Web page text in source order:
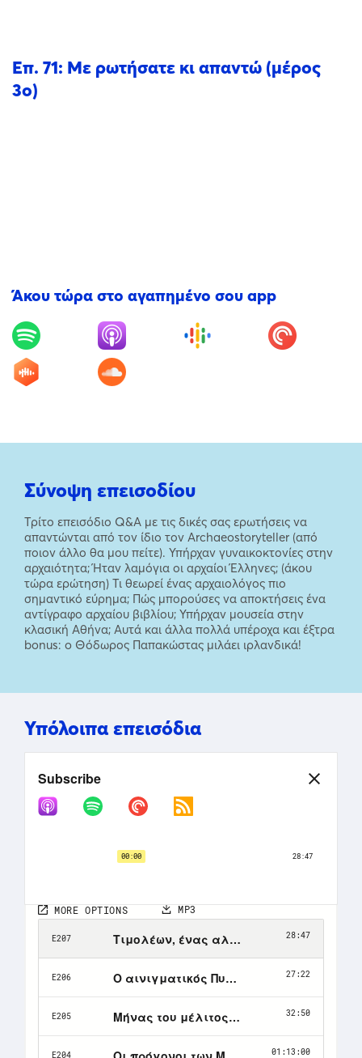
Επ. 71: Με ρωτήσατε κι απαντώ (μέρος
3ο)
Άκου τώρα στο αγαπημένο σου app
Σύνοψη επεισοδίου
Τρίτο επεισόδιο Q&Α με τις δικές σας ερωτήσεις να
απαντώνται από τον ίδιο τον Archaeostoryteller (από
ποιον άλλο θα μου πείτε). Υπήρχαν γυναικοκτονίες στην
αρχαιότητα; Ήταν λαμόγια οι αρχαίοι Έλληνες; (άκου
τώρα ερώτηση) Τι θεωρεί ένας αρχαιολόγος πιο
σημαντικό εύρημα; Πώς μπορούσες να αποκτήσεις ένα
αντίγραφο αρχαίου βιβλίου; Υπήρχαν μουσεία στην
κλασική Αθήνα; Αυτά και άλλα πολλά υπέροχα και έξτρα
bonus: o Θόδωρος Παπακώστας μιλάει ιρλανδικά!
Υπόλοιπα επεισόδια